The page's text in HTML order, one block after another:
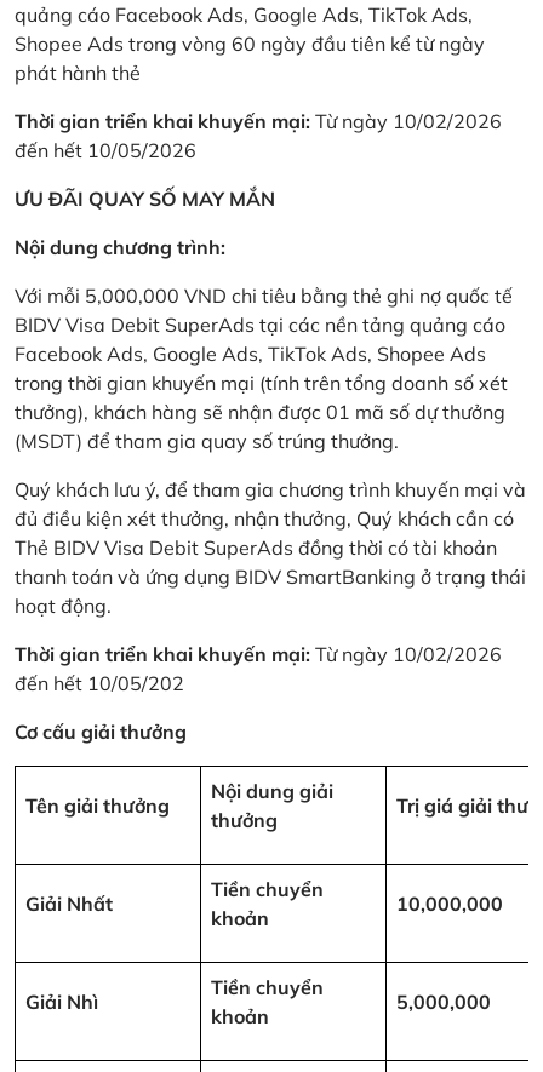
quảng cáo Facebook Ads, Google Ads, TikTok Ads,
Shopee Ads trong vòng 60 ngày đầu tiên kể từ ngày
phát hành thẻ
Thời gian triển khai khuyến mại: Từ ngày 10/02/2026
đến hết 10/05/2026
ƯU ĐÃI QUAY SỐ MAY MẮN
Nội dung chương trình:
Với mỗi 5,000,000 VND chi tiêu bằng thẻ ghi nợ quốc tế
BIDV Visa Debit SuperAds tại các nền tảng quảng cáo
Facebook Ads, Google Ads, TikTok Ads, Shopee Ads
trong thời gian khuyến mại (tính trên tổng doanh số xét
thưởng), khách hàng sẽ nhận được 01 mã số dự thưởng
(MSDT) để tham gia quay số trúng thưởng.
Quý khách lưu ý, để tham gia chương trình khuyến mại và
đủ điều kiện xét thưởng, nhận thưởng, Quý khách cần có
Thẻ BIDV Visa Debit SuperAds đồng thời có tài khoản
thanh toán và ứng dụng BIDV SmartBanking ở trạng thái
hoạt động.
Thời gian triển khai khuyến mại: Từ ngày 10/02/2026
đến hết 10/05/202
Cơ cấu giải thưởng
Tên giải thưởng
Nội dung giải
thưởng
Trị giá giải
Giải Nhất
Tiền chuyển
khoản
10,000,000
Giải Nhì
Tiền chuyển
khoản
5,000,000